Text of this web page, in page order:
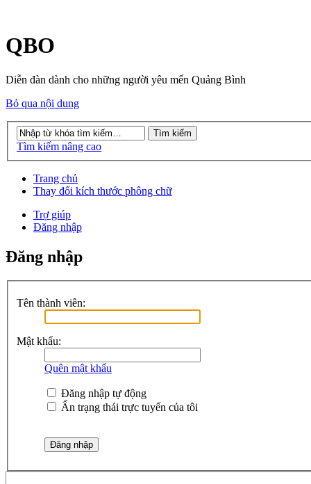
QBO
Diễn đàn dành cho những người yêu mến Quảng Bình
Bỏ qua nội dung
Tìm kiếm nâng cao
Trang chủ
Thay đổi kích thước phông chữ
Trợ giúp
Đăng nhập
Đăng nhập
Tên thành viên:
Mật khẩu:
Quên mật khẩu
Đăng nhập tự động
Ẩn trạng thái trực tuyến của tôi